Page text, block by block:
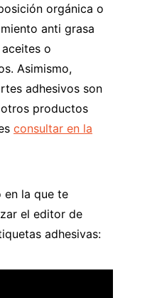
orgánica o
anti grasa
o
Asimismo,
adhesivos son
productos
consultar en la
en la que te
el editor de
adhesivas: